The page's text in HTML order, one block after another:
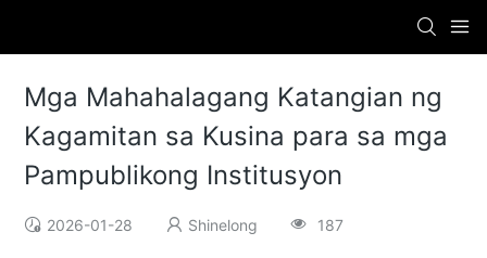
Mga Mahahalagang Katangian ng
Kagamitan sa Kusina para sa mga
Pampublikong Institusyon
2026-01-28 Shinelong 187